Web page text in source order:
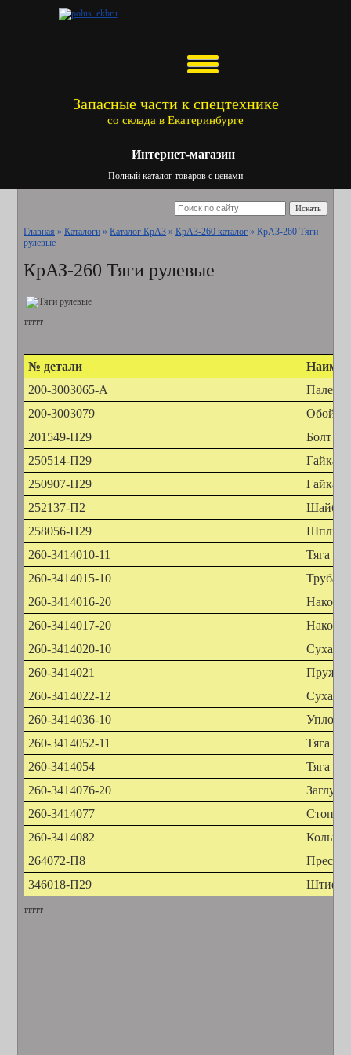
Запасные части к спецтехнике
со склада в Екатеринбурге
Интернет-магазин
Полный каталог товаров с ценами
Искать
Главная » Каталоги » Каталог КрАЗ » КрАЗ-260 каталог » КрАЗ-260 Тяги
рулевые
КрАЗ-260 Тяги рулевые
ттттт
№ детали
200-3003065-А
Палец
200-3003079
Обойма
201549-П29
Болт
250514-П29
Гайка
250907-П29
Гайка
252137-П2
Шайба
258056-П29
Шплинт
260-3414010-11
Тяга
260-3414015-10
Труба
260-3414016-20
260-3414017-20
260-3414020-10
Сухарь
260-3414021
260-3414022-12
Сухарь
260-3414036-10
260-3414052-11
Тяга
260-3414054
Тяга
260-3414076-20
260-3414077
Стопор
260-3414082
Кольцо
264072-П8
Пресс-
346018-П29
Штифт
ттттт